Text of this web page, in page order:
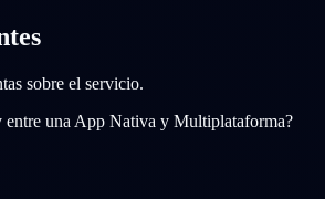
sobre el servicio.
entre una App Nativa y Multiplataforma?